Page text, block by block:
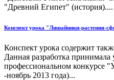
"Древний Египет" (история)....
Конспект урока "Лишайники-растения-
Конспект урока содержит
Данная разработка принимала
профессиональном конкурсе
-ноябрь 2013 года)...